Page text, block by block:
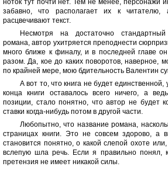
ноток тут почти нет. Тем не менее, персонажи
забавно, что располагает их к
расцвечивают текст.
Несмотря на достаточно
романа, автор ухитряется преподнести
много ближе к финалу, и в последней главе
разом. Да, кое до каких поворотов, наверное,
по крайней мере, мою бдительность Валентин
А вот то, что книга не будет
конца книги оставалось всего ничего, а
позиции, стало понятно, что автор не будет
ставки когда-нибудь потом в другой части.
Любопытно, что название романа,
страницах книги. Это не совсем здорово, а
становится понятно, о какой слепой охоте
вслепую шла речь. Если я правильно понял,
претензия не имеет никакой силы.